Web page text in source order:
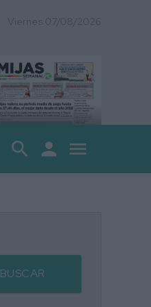
search person menu
BUSCAR